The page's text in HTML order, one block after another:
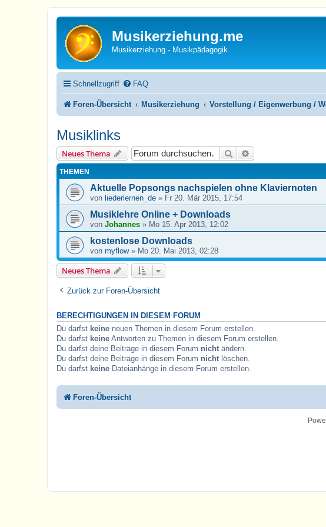
Musikerziehung.me
Musikerziehung - Musikpädagogik
Schnellzugriff FAQ
Foren-Übersicht Musikerziehung Vorstellung / Eigenwerbung /
Musiklinks
Neues Thema Suche
THEMEN
Aktuelle Popsongs nachspielen ohne Klaviernoten
von liederlernen_de » Fr 20. Mär 2015, 17:54
Musiklehre Online + Downloads
von Johannes » Mo 15. Apr 2013, 12:02
kostenlose Downloads
von myflow» Mo 20. Mai 2013, 02:28
Neues Thema
Zurück zur Foren-Übersicht
BERECHTIGUNGEN IN DIESEM FORUM
Du darfst keine neuen Themen in diesem Forum erstellen.
Du darfst keine Antworten zu Themen in diesem Forum erstellen.
Du darfst deine Beiträge in diesem Forum nicht ändern.
Du darfst deine Beiträge in diesem Forum nicht löschen.
Du darfst keine Dateianhänge in diesem Forum erstellen.
Foren-Übersicht